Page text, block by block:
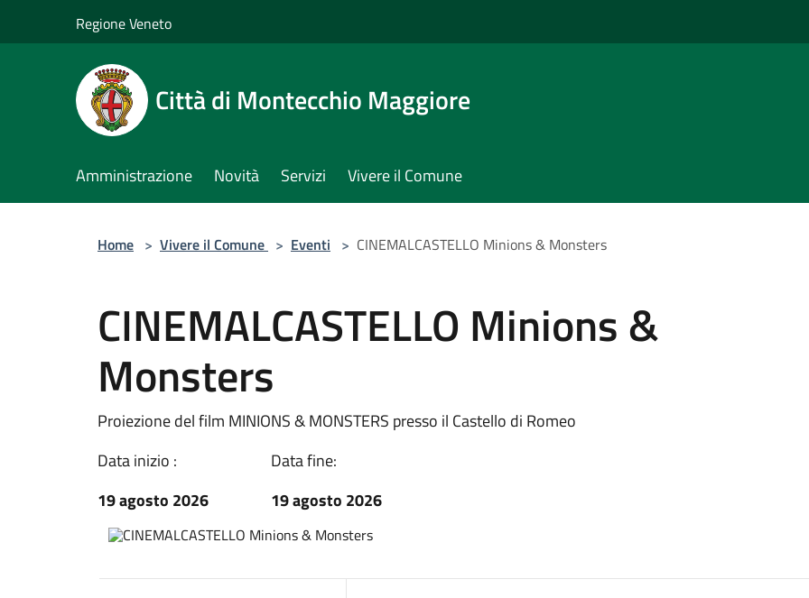
Regione Veneto
Città di Montecchio Maggiore
Amministrazione Novità Servizi Vivere il Comune
Home > Vivere il Comune > Eventi > CINEMALCASTELLO Minions & Monsters
CINEMALCASTELLO Minions &
Monsters
Proiezione del film MINIONS & MONSTERS presso il Castello di Romeo
Data inizio :
19 agosto 2026
Data fine:
19 agosto 2026